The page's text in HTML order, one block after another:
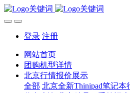
登录 注册
网站首页
团购机型详情
北京行情报价展示
全部 北京全新Thinipad笔记本